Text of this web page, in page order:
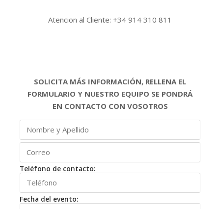
Atencion al Cliente: +34 914 310 811
SOLICITA MÁS INFORMACIÓN, RELLENA EL
FORMULARIO Y NUESTRO EQUIPO SE PONDRÁ
EN CONTACTO CON VOSOTROS
Teléfono de contacto:
Fecha del evento: